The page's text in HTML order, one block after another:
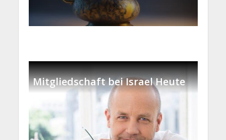
Mitgliedschaft bei Israel Heute